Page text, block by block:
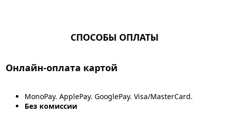
СПОСОБЫ ОПЛАТЫ
Онлайн-оплата картой
MonoPay. ApplePay. GooglePay. Visa/MasterCard.
Без комиссии